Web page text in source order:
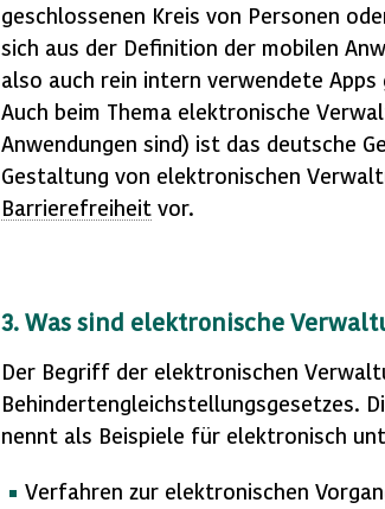
geschlossenen Kreis von Personen
sich aus der Definition der mobilen
also auch rein intern verwendete Apps
Auch beim Thema elektronische
Anwendungen sind) ist das deutsche
Gestaltung von elektronischen
Barrierefreiheit vor.
3. Was sind elektronische
Der Begriff der elektronischen
Behindertengleichstellungsgesetzes.
nennt als Beispiele für elektronisch
Verfahren zur elektronischen